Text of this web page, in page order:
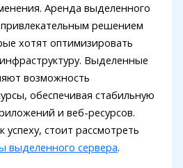
Аренда выделенного
привлекательным решением
хотят оптимизировать
Выделенные
возможность
обеспечивая стабильную
и веб-ресурсов.
успеху, стоит рассмотреть
выделенного сервера.